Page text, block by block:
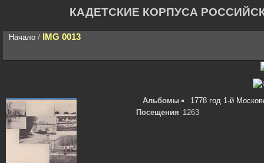
КАДЕТСКИЕ КОРПУСА
Начало / IMG 0013
Альбомы
1778 год 1-й
Посещения 1263